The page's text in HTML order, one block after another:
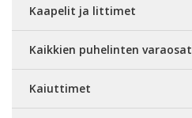
Kaapelit ja littimet
Kaikkien puhelinten varaosat
Kaiuttimet